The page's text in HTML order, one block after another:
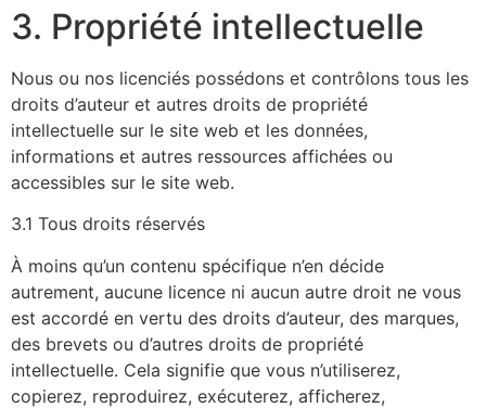
3. Propriété intellectuelle
Nous ou nos licenciés possédons et contrôlons tous les
droits d’auteur et autres droits de propriété
intellectuelle sur le site web et les données,
informations et autres ressources affichées ou
accessibles sur le site web.
3.1 Tous droits réservés
À moins qu’un contenu spécifique n’en décide
autrement, aucune licence ni aucun autre droit ne vous
est accordé en vertu des droits d’auteur, des marques,
des brevets ou d’autres droits de propriété
intellectuelle. Cela signifie que vous n’utiliserez,
copierez, reproduirez, exécuterez, afficherez,